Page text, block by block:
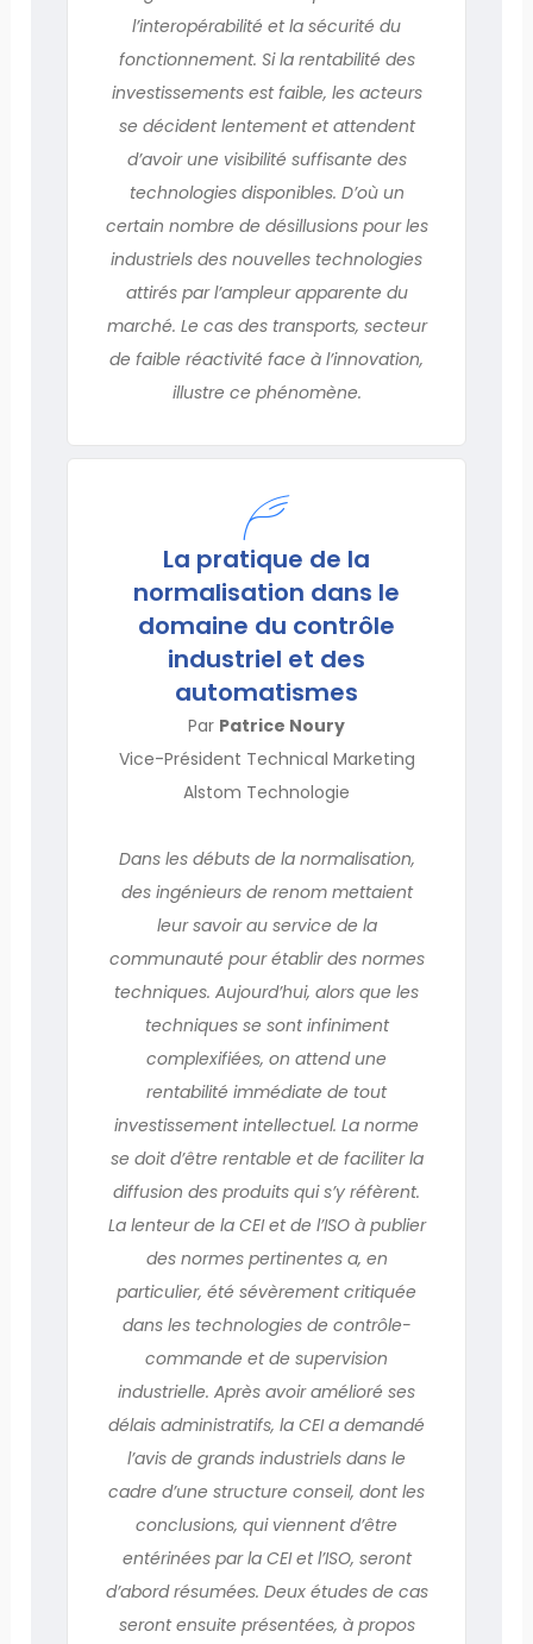
l’interopérabilité et la sécurité du
fonctionnement. Si la rentabilité des
investissements est faible, les acteurs
se décident lentement et attendent
d’avoir une visibilité suffisante des
technologies disponibles. D’où un
certain nombre de désillusions pour les
industriels des nouvelles technologies
attirés par l’ampleur apparente du
marché. Le cas des transports, secteur
de faible réactivité face à l’innovation,
illustre ce phénomène.
La pratique de la
normalisation dans le
domaine du contrôle
industriel et des
automatismes
Par Patrice Noury
Vice-Président Technical Marketing
Alstom Technologie
Dans les débuts de la normalisation,
des ingénieurs de renom mettaient
leur savoir au service de la
communauté pour établir des normes
techniques. Aujourd’hui, alors que les
techniques se sont infiniment
complexifiées, on attend une
rentabilité immédiate de tout
investissement intellectuel. La norme
se doit d’être rentable et de faciliter la
diffusion des produits qui s’y réfèrent.
La lenteur de la CEI et de l’ISO à publier
des normes pertinentes a, en
particulier, été sévèrement critiquée
dans les technologies de contrôle-
commande et de supervision
industrielle. Après avoir amélioré ses
délais administratifs, la CEI a demandé
l’avis de grands industriels dans le
cadre d’une structure conseil, dont les
conclusions, qui viennent d’être
entérinées par la CEI et l’ISO, seront
d’abord résumées. Deux études de cas
seront ensuite présentées, à propos